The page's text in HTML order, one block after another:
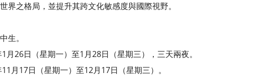
界之格局，並提升其跨文化敏感度與國際視野。
生。
月26日（星期一）至1月28日（星期三），三天兩夜。
月17日（星期一）至12月17日（星期三）。